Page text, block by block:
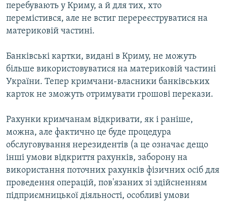
перебувають у Криму, а й для тих, хто
перемістився, але не встиг перереєструватися на
материковій частині.
Банківські картки, видані в Криму, не можуть
більше використовуватися на материковій частині
України. Тепер кримчани-власники банківських
карток не зможуть отримувати грошові перекази.
Рахунки кримчанам відкривати, як і раніше,
можна, але фактично це буде процедура
обслуговування нерезидентів (а це означає дещо
інші умови відкриття рахунків, заборону на
використання поточних рахунків фізичних осіб для
проведення операцій, пов'язаних зі здійсненням
підприємницької діяльності, особливі умови